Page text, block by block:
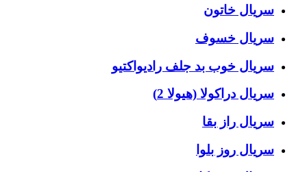
سریال خاتون
سریال خسوف
سریال خوب بد جلف رادیواکتیو
سریال دراکولا (هیولا 2)
سریال راز بقا
سریال روز بلوا